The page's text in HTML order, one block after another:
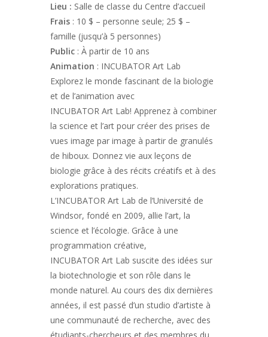
Lieu : Salle de classe du Centre d’accueil
Frais : 10 $ – personne seule; 25 $ –
famille (jusqu’à 5 personnes)
Public : À partir de 10 ans
Animation : INCUBATOR Art Lab
Explorez le monde fascinant de la biologie
et de l’animation avec
INCUBATOR Art Lab! Apprenez à combiner
la science et l’art pour créer des prises de
vues image par image à partir de granulés
de hiboux. Donnez vie aux leçons de
biologie grâce à des récits créatifs et à des
explorations pratiques.
L’INCUBATOR Art Lab de l’Université de
Windsor, fondé en 2009, allie l’art, la
science et l’écologie. Grâce à une
programmation créative,
INCUBATOR Art Lab suscite des idées sur
la biotechnologie et son rôle dans le
monde naturel. Au cours des dix dernières
années, il est passé d’un studio d’artiste à
une communauté de recherche, avec des